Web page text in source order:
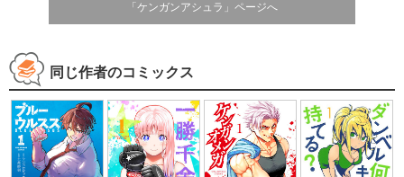
「ケンガンアシュラ」ページへ
同じ作者のコミックス